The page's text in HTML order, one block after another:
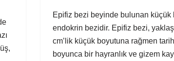
Epifiz bezi beyinde bulunan küçük
endokrin bezidir. Epifiz bezi,
cm’lik küçük boyutuna rağmen tarih
boyunca bir hayranlık ve gizem